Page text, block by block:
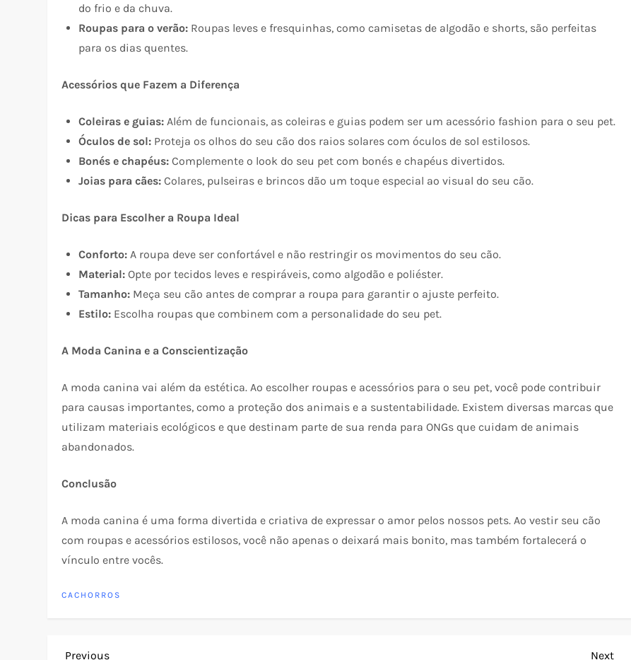
do frio e da chuva.
Roupas para o verão: Roupas leves e fresquinhas, como camisetas de algodão e shorts, são perfeitas
para os dias quentes.
Acessórios que Fazem a Diferença
Coleiras e guias: Além de funcionais, as coleiras e guias podem ser um acessório fashion para o seu pet.
Óculos de sol: Proteja os olhos do seu cão dos raios solares com óculos de sol estilosos.
Bonés e chapéus: Complemente o look do seu pet com bonés e chapéus divertidos.
Joias para cães: Colares, pulseiras e brincos dão um toque especial ao visual do seu cão.
Dicas para Escolher a Roupa Ideal
Conforto: A roupa deve ser confortável e não restringir os movimentos do seu cão.
Material: Opte por tecidos leves e respiráveis, como algodão e poliéster.
Tamanho: Meça seu cão antes de comprar a roupa para garantir o ajuste perfeito.
Estilo: Escolha roupas que combinem com a personalidade do seu pet.
A Moda Canina e a Conscientização
A moda canina vai além da estética. Ao escolher roupas e acessórios para o seu pet, você pode contribuir
para causas importantes, como a proteção dos animais e a sustentabilidade. Existem diversas marcas que
utilizam materiais ecológicos e que destinam parte de sua renda para ONGs que cuidam de animais
abandonados.
Conclusão
A moda canina é uma forma divertida e criativa de expressar o amor pelos nossos pets. Ao vestir seu cão
com roupas e acessórios estilosos, você não apenas o deixará mais bonito, mas também fortalecerá o
vínculo entre vocês.
CACHORROS
Previous
Previous Next
Next